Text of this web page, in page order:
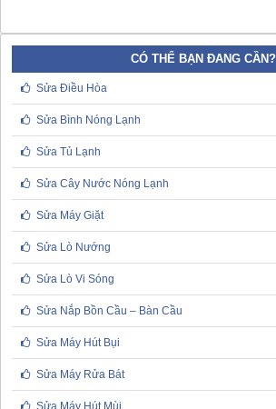
CÓ THỂ BẠN ĐANG CẦN?
Sửa Điều Hòa
Sửa Bình Nóng Lạnh
Sửa Tủ Lạnh
Sửa Cây Nước Nóng Lạnh
Sửa Máy Giặt
Sửa Lò Nướng
Sửa Lò Vi Sóng
Sửa Nắp Bồn Cầu – Bàn Cầu
Sửa Máy Hút Bụi
Sửa Máy Rửa Bát
Sửa Máy Hút Mùi